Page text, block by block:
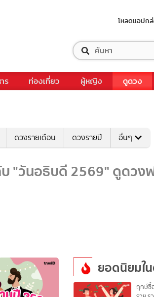
โหลดแอปก
ร ท่องเที่ยว ผู้หญิง ดูดวง
ดวงรายเดือน ดวงรายปี อื่นๆ
"วันอธิบดี 2569" ดูดวง
ยอดนิยมใ
ฤกษ์ซื้